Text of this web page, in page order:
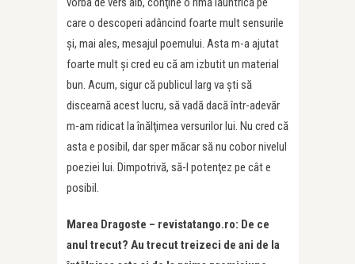
care o descoperi adâncind foarte mult sensurile
şi, mai ales, mesajul poemului. Asta m-a ajutat
foarte mult şi cred eu că am izbutit un material
bun. Acum, sigur că publicul larg va şti să
discearnă acest lucru, să vadă dacă într-adevăr
m-am ridicat la înălţimea versurilor lui. Nu cred că
asta e posibil, dar sper măcar să nu cobor nivelul
poeziei lui. Dimpotrivă, să-l potenţez pe cât e
posibil.
Marea Dragoste – revistatango.ro: De ce
anul trecut? Au trecut treizeci de ani de la